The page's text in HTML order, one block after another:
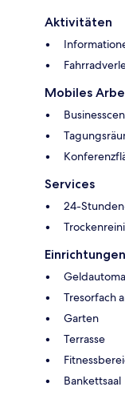
Aktivitäten
Mobiles
Services
24-
Einrichtungen
Tresorfach
Garten
Terrasse
Bankettsaal